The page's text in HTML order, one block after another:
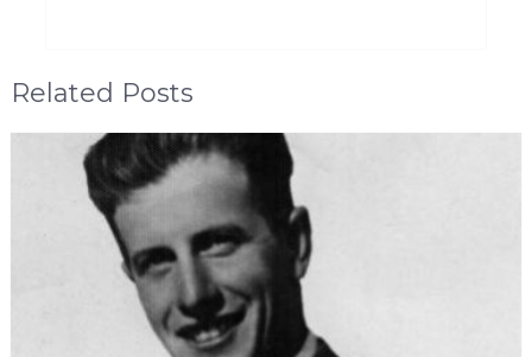
Related Posts